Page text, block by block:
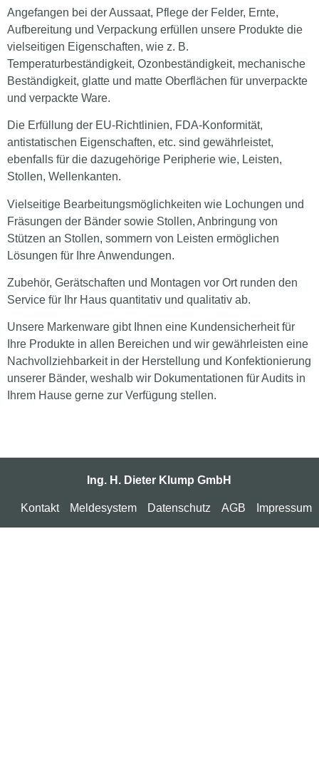
Angefangen bei der Aussaat, Pflege der Felder, Ernte,
Aufbereitung und Verpackung erfüllen unsere Produkte die
vielseitigen Eigenschaften, wie z. B.
Temperaturbeständigkeit, Ozonbeständigkeit, mechanische
Beständigkeit, glatte und matte Oberflächen für unverpackte
und verpackte Ware.
Die Erfüllung der EU-Richtlinien, FDA-Konformität,
antistatischen Eigenschaften, etc. sind gewährleistet,
ebenfalls für die dazugehörige Peripherie wie, Leisten,
Stollen, Wellenkanten.
Vielseitige Bearbeitungsmöglichkeiten wie Lochungen und
Fräsungen der Bänder sowie Stollen, Anbringung von
Stützen an Stollen, sommern von Leisten ermöglichen
Lösungen für Ihre Anwendungen.
Zubehör, Gerätschaften und Montagen vor Ort runden den
Service für Ihr Haus quantitativ und qualitativ ab.
Unsere Markenware gibt Ihnen eine Kundensicherheit für
Ihre Produkte in allen Bereichen und wir gewährleisten eine
Nachvollziehbarkeit in der Herstellung und Konfektionierung
unserer Bänder, weshalb wir Dokumentationen für Audits in
Ihrem Hause gerne zur Verfügung stellen.
Ing. H. Dieter Klump GmbH
Kontakt Meldesystem Datenschutz AGB Impressum